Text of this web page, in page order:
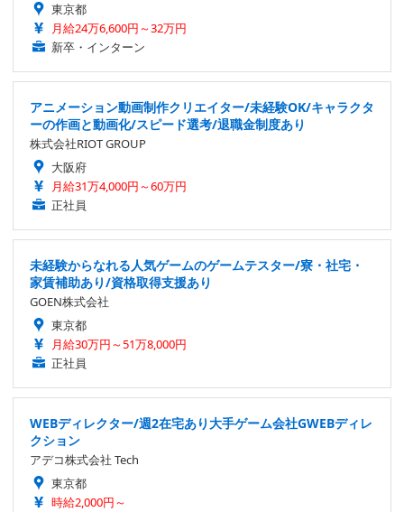
東京都
月給24万6,600円～32万円
新卒・インターン
アニメーション動画制作クリエイター/未経験OK/キャラクタ
ーの作画と動画化/スピード選考/退職金制度あり
株式会社RIOT GROUP
大阪府
月給31万4,000円～60万円
正社員
未経験からなれる人気ゲームのゲームテスター/寮・社宅・
家賃補助あり/資格取得支援あり
GOEN株式会社
東京都
月給30万円～51万8,000円
正社員
WEBディレクター/週2在宅あり大手ゲーム会社GWEBディレ
クション
アデコ株式会社 Tech
東京都
時給2,000円～